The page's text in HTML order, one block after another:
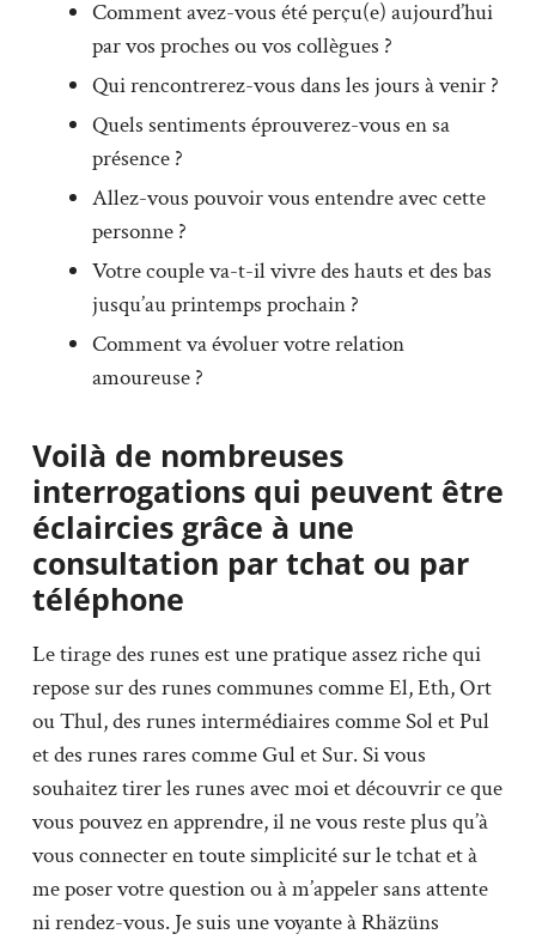
Comment avez-vous été perçu(e) aujourd’hui
par vos proches ou vos collègues ?
Qui rencontrerez-vous dans les jours à venir ?
Quels sentiments éprouverez-vous en sa
présence ?
Allez-vous pouvoir vous entendre avec cette
personne ?
Votre couple va-t-il vivre des hauts et des bas
jusqu’au printemps prochain ?
Comment va évoluer votre relation
amoureuse ?
Voilà de nombreuses
interrogations qui peuvent être
éclaircies grâce à une
consultation par tchat ou par
téléphone
Le tirage des runes est une pratique assez riche qui
repose sur des runes communes comme El, Eth, Ort
ou Thul, des runes intermédiaires comme Sol et Pul
et des runes rares comme Gul et Sur. Si vous
souhaitez tirer les runes avec moi et découvrir ce que
vous pouvez en apprendre, il ne vous reste plus qu’à
vous connecter en toute simplicité sur le tchat et à
me poser votre question ou à m’appeler sans attente
ni rendez-vous. Je suis une voyante à Rhäzüns